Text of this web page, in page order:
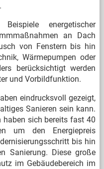
energetischer
an Dach
von Fenstern bis hin
Wärmepumpen oder
berücksichtigt werden
und Vorbildfunktion.
eindrucksvoll gezeigt,
Sanieren sein kann.
haben sich bereits fast 40
um den Energiepreis
bis hin
Sanierung. Diese große
im Gebäudebereich im